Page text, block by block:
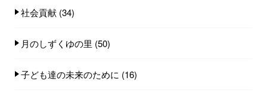
社会貢献 (34)
月のしずくゆの里 (50)
子ども達の未来のために (16)